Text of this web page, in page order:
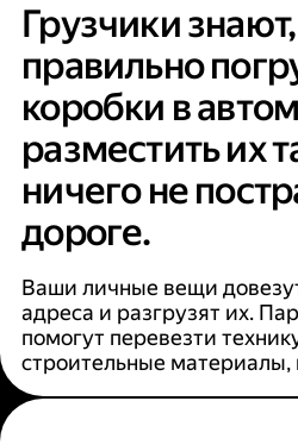
Грузчики
правильно
коробки в
разместить их
ничего не
дороге.
Ваши личные вещи
адреса и разгрузят их.
помогут перевезти
строительные материалы,